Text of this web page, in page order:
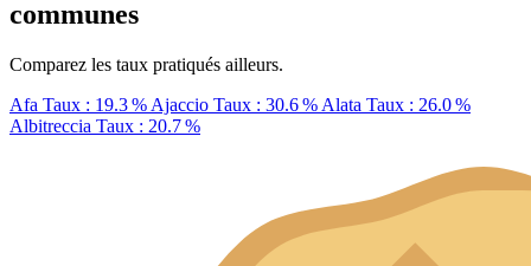
communes
Comparez les taux pratiqués ailleurs.
Afa Taux : 19.3 % Ajaccio Taux : 30.6 % Alata Taux : 26.0 %
Albitreccia Taux : 20.7 %